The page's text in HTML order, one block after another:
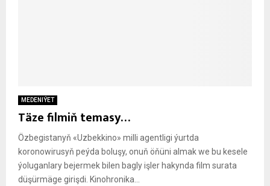
MEDENIÝET
Täze filmiň temasy…
Özbegistanyň «Uzbekkino» milli agentligi ýurtda
koronowirusyň peýda boluşy, onuň öňüni almak we bu kesele
ýoluganlary bejermek bilen bagly işler hakynda film surata
düşürmäge girişdi. Kinohronika...